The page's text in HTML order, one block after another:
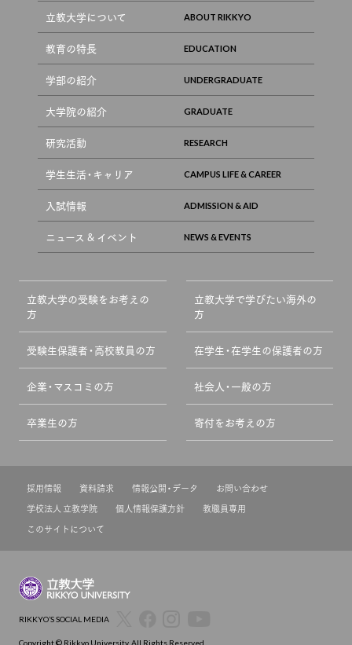
立教大学について
教育の特長
学部の紹介
大学院の紹介
研究活動
学生生活・キャリア
入試情報
ニュース & イベント
立教大学の受験をお考えの
方
立教大学で学びたい海外の
方
受験生保護者・高校教員の方 在学生・在学生の保護者の方
企業・マスコミの方 社会人・一般の方
卒業生の方 寄付をお考えの方
採用情報 資料請求 情報公開・データ
お問い合わせ
学校法人 立教学院
個人情報保護方針
教職員専用
このサイトについて
Copyright © Rikkyo University. All Rights Reserved.
RIKKYO’S SOCIAL MEDIA